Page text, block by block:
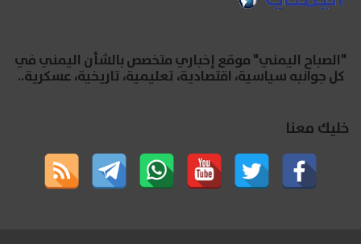
"الصباح اليمني" موقع إخباري متخصص بالشأن اليمني في
كل جوانبه سياسية، اقتصادية، تعليمية، تاريخية، عسكرية..
خليك معنا